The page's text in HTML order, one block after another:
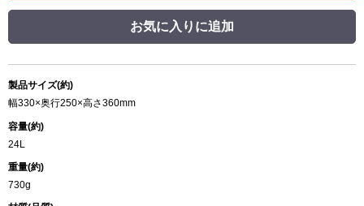
お気に入りに追加
製品サイズ(約)
幅330×奥行250×高さ360mm
容量(約)
24L
重量(約)
730g